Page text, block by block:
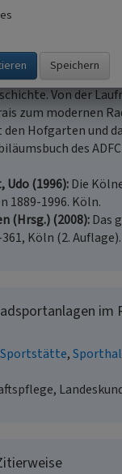
Zweiradgeschichten:
Kleinenbroich.
Deutscher
(Hrsg.) (2017) 200
Von der
zum modernen
Hofgarten und
des
Udo (1996) Die
1889-1996. Köln.
(Hrsg.) (2008) Das
Köln (2. Auflage).
im
Sportstätte